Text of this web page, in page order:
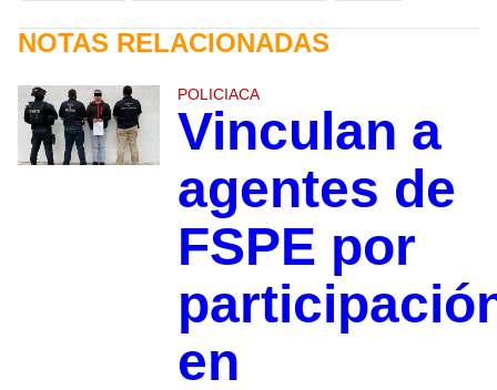
NOTAS RELACIONADAS
POLICIACA
Vinculan a
agentes de
FSPE por
en